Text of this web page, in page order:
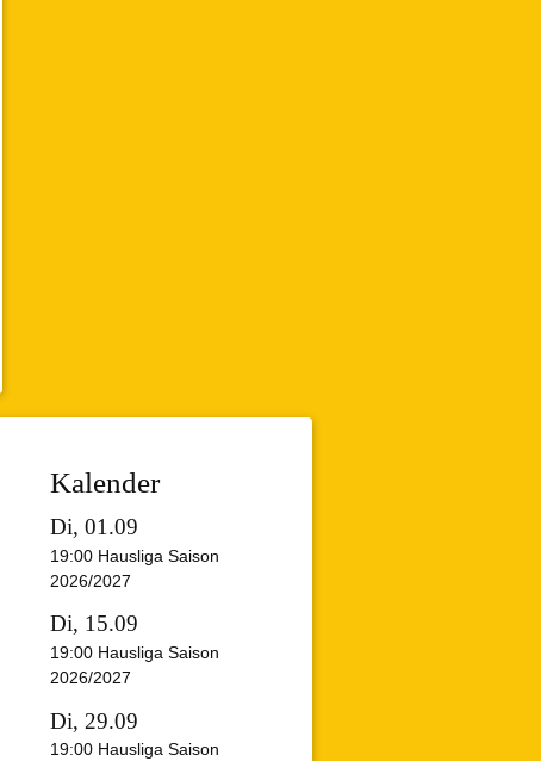
Kalender
Di, 01.09
19:00 Hausliga Saison
2026/2027
Di, 15.09
19:00 Hausliga Saison
2026/2027
Di, 29.09
19:00 Hausliga Saison